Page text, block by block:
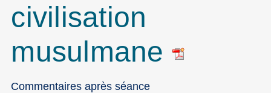
civilisation
musulmane
Commentaires après séance